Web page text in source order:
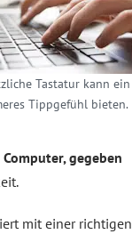
Tastatur kann ein
Tippgefühl bieten.
gegeben
mit einer richtigen